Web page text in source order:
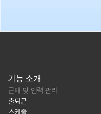
기능 소개
근태 및 인력 관리
출퇴근
스케줄